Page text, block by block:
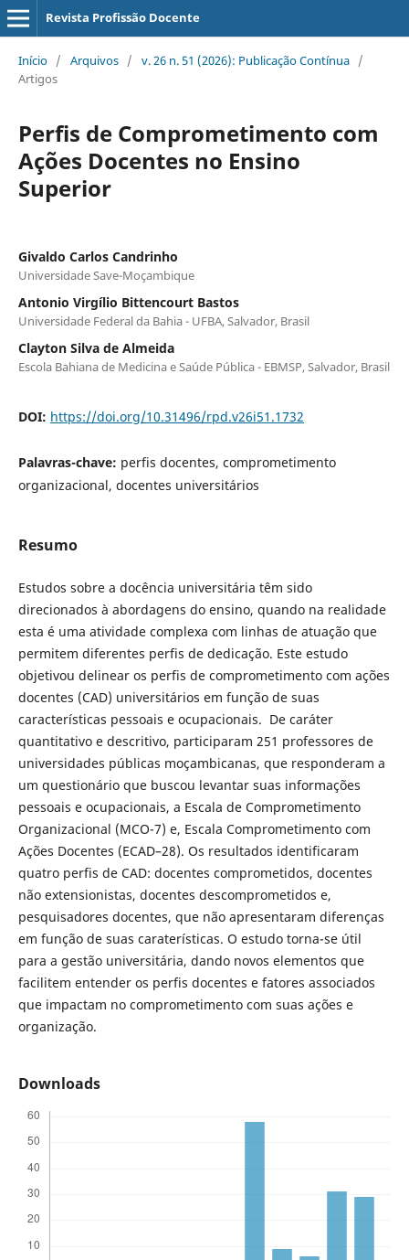
Revista Profissão Docente
Início / Arquivos / v. 26 n. 51 (2026): Publicação Contínua /
Artigos
Perfis de Comprometimento com
Ações Docentes no Ensino
Superior
Givaldo Carlos Candrinho
Universidade Save-Moçambique
Antonio Virgílio Bittencourt Bastos
Universidade Federal da Bahia - UFBA, Salvador, Brasil
Clayton Silva de Almeida
Escola Bahiana de Medicina e Saúde Pública - EBMSP, Salvador, Brasil
DOI: https://doi.org/10.31496/rpd.v26i51.1732
Palavras-chave: perfis docentes, comprometimento
organizacional, docentes universitários
Resumo
Estudos sobre a docência universitária têm sido
direcionados à abordagens do ensino, quando na realidade
esta é uma atividade complexa com linhas de atuação que
permitem diferentes perfis de dedicação. Este estudo
objetivou delinear os perfis de comprometimento com ações
docentes (CAD) universitários em função de suas
características pessoais e ocupacionais. De caráter
quantitativo e descritivo, participaram 251 professores de
universidades públicas moçambicanas, que responderam a
um questionário que buscou levantar suas informações
pessoais e ocupacionais, a Escala de Comprometimento
Organizacional (MCO-7) e, Escala Comprometimento com
Ações Docentes (ECAD–28). Os resultados identificaram
quatro perfis de CAD: docentes comprometidos, docentes
não extensionistas, docentes descomprometidos e,
pesquisadores docentes, que não apresentaram diferenças
em função de suas caraterísticas. O estudo torna-se útil
para a gestão universitária, dando novos elementos que
facilitem entender os perfis docentes e fatores associados
que impactam no comprometimento com suas ações e
organização.
Downloads